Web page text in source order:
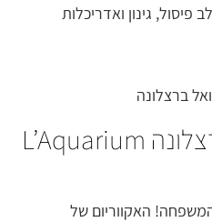
פיסול, גינון ואדריכלות
האקווריום של ברצלונה L’Aquarium
האקווריום של